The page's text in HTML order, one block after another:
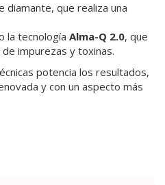
diamante, que realiza una
la tecnología Alma-Q 2.0, que
impurezas y toxinas.
potencia los resultados,
y con un aspecto más